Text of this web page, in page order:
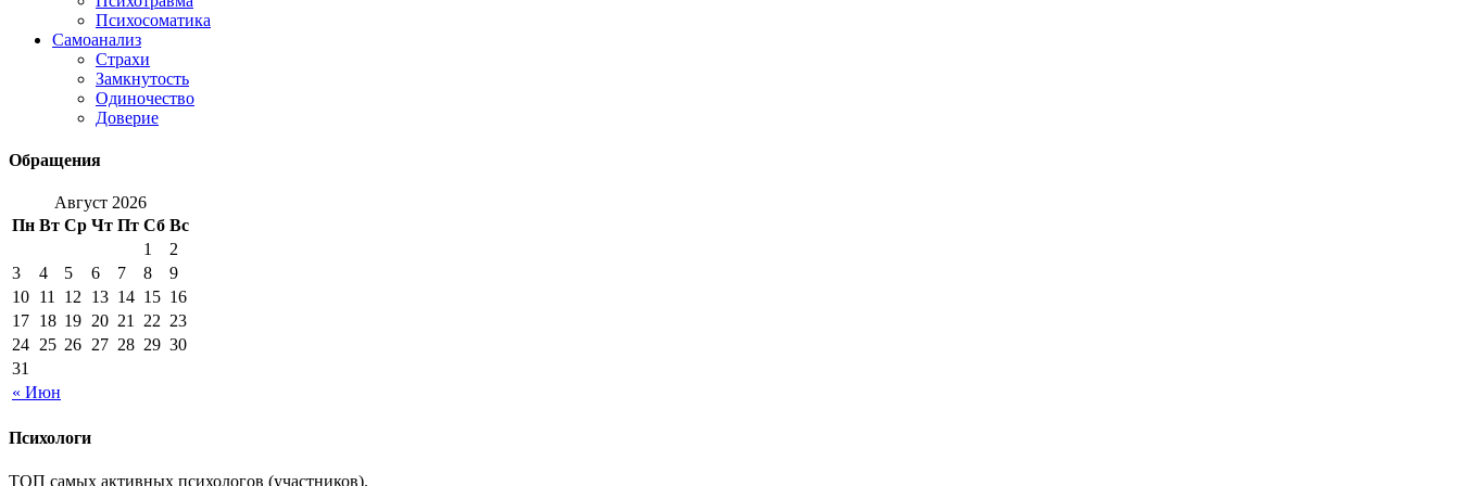
Психосоматика
Самоанализ
Страхи
Замкнутость
Одиночество
Доверие
Обращения
Август 2026
Пн Вт Ср Чт Пт Сб Вс
« Июн
1
2
3
4 5 6 7 8
9
10 11 12 13 14 15 16
17 18 19 20 21 22 23
24 25 26 27 28 29 30
31
Психологи
ТОП самых активных психологов (участников).